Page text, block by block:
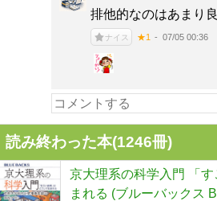
排他的なのはあまり
ナイス ★1 07/05 00:36
読み終わった本(1246冊)
京大理系の科学入門 「
まれる (ブルーバックス